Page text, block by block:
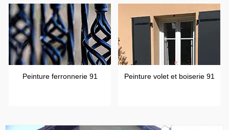
Peinture ferronnerie 91 Peinture volet et boiserie 91